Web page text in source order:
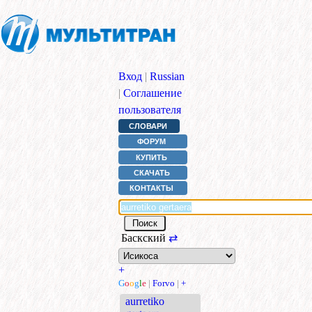
Вход | Russian
| Соглашение
пользователя
СЛОВАРИ
ФОРУМ
КУПИТЬ
СКАЧАТЬ
КОНТАКТЫ
Баскский ⇄
+
Google | Forvo | +
aurretiko